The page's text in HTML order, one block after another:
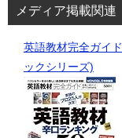
メディア掲載関連
英語教材完全ガイ
ックシリーズ)